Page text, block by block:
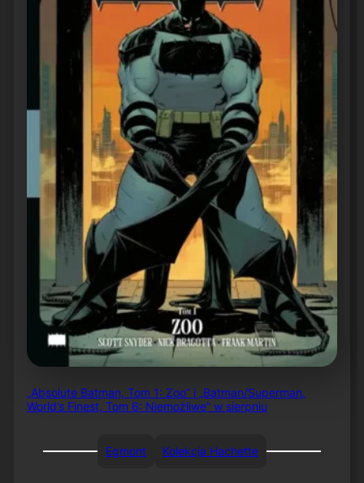
„Absolute Batman, Tom 1: Zoo” i „Batman/Superman.
World’s Finest, Tom 6: Niemożliwe” w sierpniu
Egmont Kolekcja Hachette